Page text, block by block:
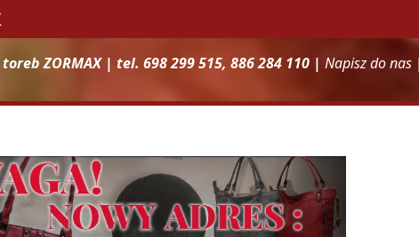
ZORMAX | tel. 698 299 515, 886 284 110 | Napisz do nas